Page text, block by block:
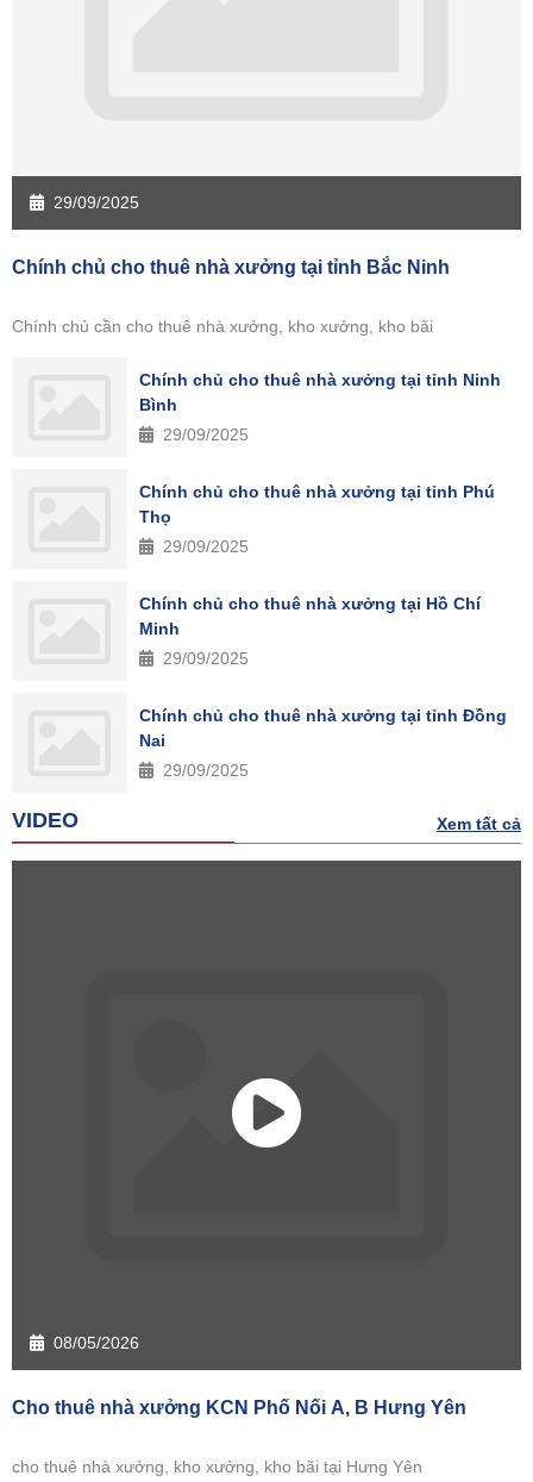
29/09/2025
Chính chủ cho thuê nhà xưởng tại tỉnh Bắc Ninh
Chính chủ cần cho thuê nhà xưởng, kho xưởng, kho bãi
Chính chủ cho thuê nhà xưởng tại tỉnh Ninh
Bình
29/09/2025
Chính chủ cho thuê nhà xưởng tại tỉnh Phú
Thọ
29/09/2025
Chính chủ cho thuê nhà xưởng tại Hồ Chí
Minh
29/09/2025
Chính chủ cho thuê nhà xưởng tại tỉnh Đồng
Nai
29/09/2025
VIDEO Xem tất cả
08/05/2026
Cho thuê nhà xưởng KCN Phố Nối A, B Hưng Yên
cho thuê nhà xưởng, kho xưởng, kho bãi tại Hưng Yên